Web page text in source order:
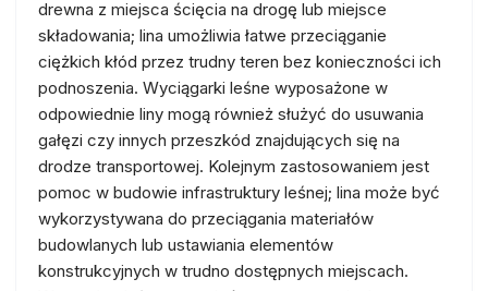
drewna z miejsca ścięcia na drogę lub miejsce
składowania; lina umożliwia łatwe przeciąganie
ciężkich kłód przez trudny teren bez konieczności ich
podnoszenia. Wyciągarki leśne wyposażone w
odpowiednie liny mogą również służyć do usuwania
gałęzi czy innych przeszkód znajdujących się na
drodze transportowej. Kolejnym zastosowaniem jest
pomoc w budowie infrastruktury leśnej; lina może być
wykorzystywana do przeciągania materiałów
budowlanych lub ustawiania elementów
konstrukcyjnych w trudno dostępnych miejscach.